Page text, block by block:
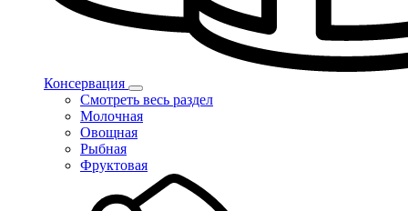
Консервация
Смотреть весь раздел
Молочная
Овощная
Рыбная
Фруктовая